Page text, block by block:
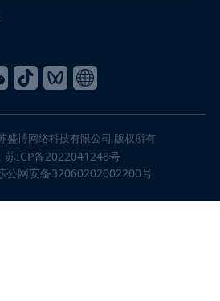
博网络科技有限公司 版权所有
苏ICP备2022041248号
公网安备32060202002200号